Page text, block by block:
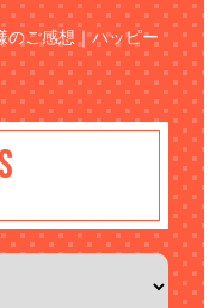
のご感想｜ハッピー